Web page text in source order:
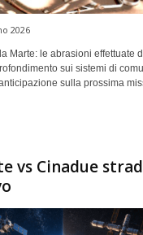
2026
Marte: le abrasioni effettuate
sui sistemi di
sulla prossima
vs Cinadue